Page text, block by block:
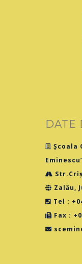
DATE
Școala
Zalău,
Tel :
Fax :